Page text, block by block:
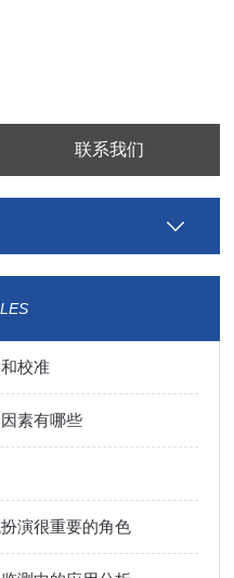
联系我们
校准
素有哪些
演很重要的角色